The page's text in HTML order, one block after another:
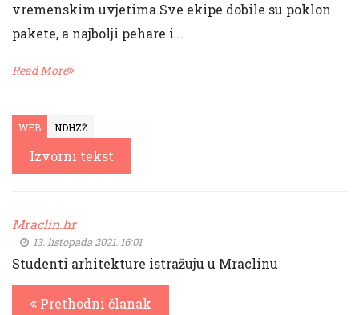
vremenskim uvjetima.Sve ekipe dobile su poklon
pakete, a najbolji pehare i...
Read More
WEB NDHZŽ
Izvorni tekst
Mraclin.hr
13. listopada 2021. 16:01
Studenti arhitekture istražuju u Mraclinu
Prethodni članak